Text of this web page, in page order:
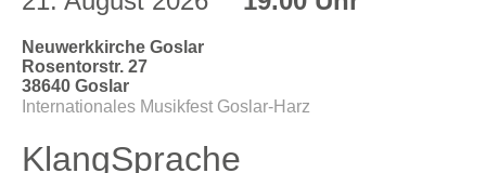
Neuwerkkirche Goslar
Rosentorstr. 27
38640 Goslar
Internationales Musikfest Goslar-Harz
KlangSprache